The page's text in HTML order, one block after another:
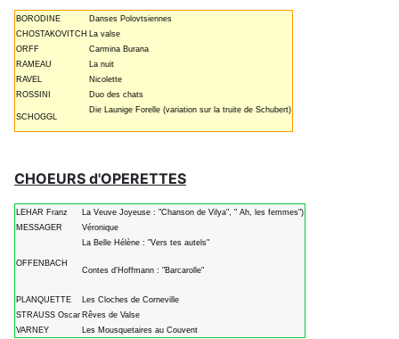
BORODINE
Danses Polovtsiennes
CHOSTAKOVITCH La valse
ORFF
Carmina Burana
RAMEAU
La nuit
RAVEL
Nicolette
ROSSINI
Duo des chats
SCHOGGL
Die Launige Forelle (variation sur la truite de Schubert)
CHOEURS d'OPERETTES
LEHAR Franz
La Veuve Joyeuse : "Chanson de Vilya", " Ah, les femmes")
MESSAGER
Véronique
OFFENBACH
La Belle Hélène : "Vers tes autels"
Contes d'Hoffmann : "Barcarolle"
PLANQUETTE
Les Cloches de Corneville
STRAUSS Oscar Rêves de Valse
VARNEY
Les Mousquetaires au Couvent